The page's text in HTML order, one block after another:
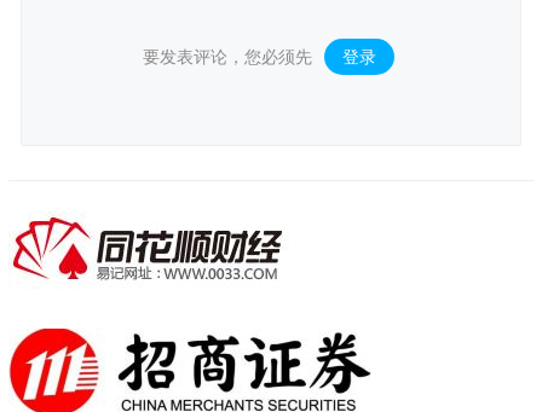
要发表评论，您必须先 登录 。